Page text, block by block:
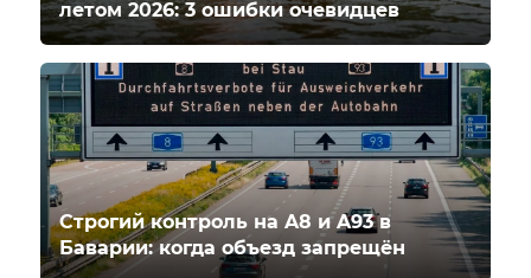
летом 2026: 3 ошибки очевидцев
Строгий контроль на A8 и A93 в
Баварии: когда объезд запрещён